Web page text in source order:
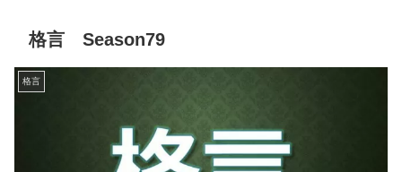
格言 Season79
格言